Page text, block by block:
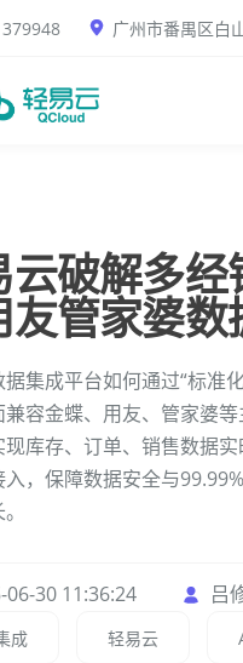
广州市番禺区白
云破解多经
友管家婆数
集成平台如何通过“标准
容金蝶、用友、管家婆
现库存、订单、销售数据
入，保障数据安全与
06-30 11:36:24 吕
成 轻易云